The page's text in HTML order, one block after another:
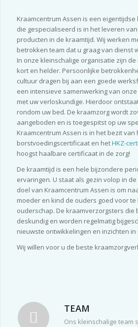
Kraamcentrum Assen is een
die gespecialiseerd is in het leveren
producten in de kraamtijd. Wij werken
betrokken team dat u graag van dienst
In onze kleinschalige organisatie zijn
kort en helder. Persoonlijke
cultuur dragen bij aan een goede
een intensieve samenwerking van
met uw verloskundige. Hierdoor
rondom uw bed. De kraamzorg wordt
aangeboden en is toegespitst op uw
Kraamcentrum Assen is in het bezit van
borstvoedingscertificaat en hetHKZ-
hoogst haalbare certificaat in de zorg!
De kraamtijd is een hele bijzondere
ervaringen. U staat als gezin volop in
doel van Kraamcentrum Assen is om
moeder en kind de ouders goed voor
ouderschap. De kraamverzorgsters die
deskundig en worden regelmatig
nieuwste ontwikkelingen en inzichten in
Wij willen voor u de beste
TEAM
Ons kleinschalige team